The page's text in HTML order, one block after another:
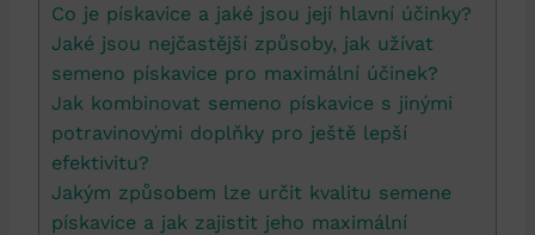
Co je pískavice a jaké jsou její hlavní účinky?
Jaké jsou nejčastější způsoby, jak užívat
semeno pískavice pro maximální účinek?
Jak kombinovat semeno pískavice s jinými
potravinovými doplňky pro ještě lepší
efektivitu?
Jakým způsobem lze určit kvalitu semene
pískavice a jak zajistit jeho maximální